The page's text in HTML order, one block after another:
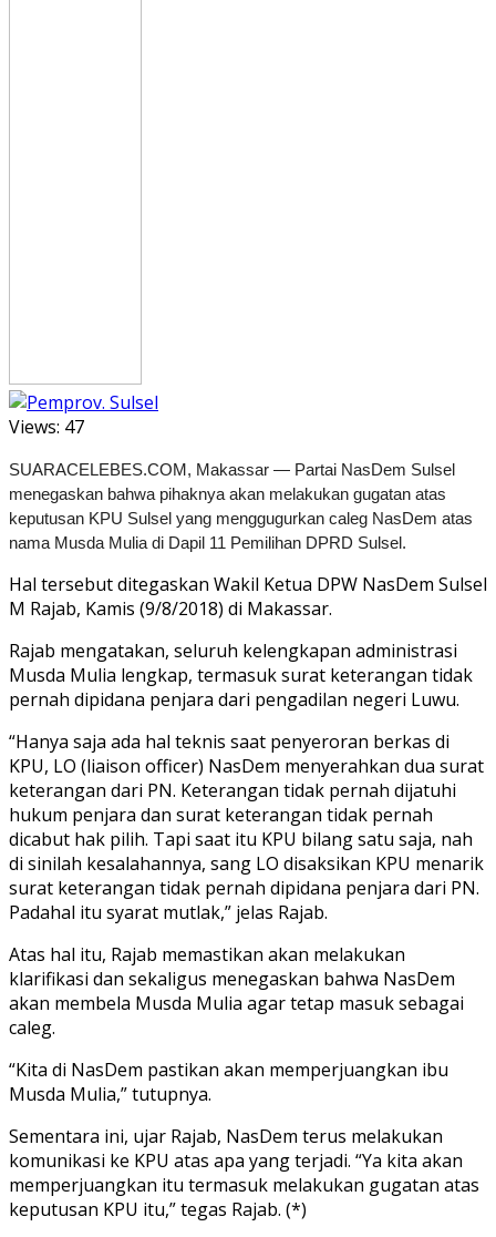
Views: 47
SUARACELEBES.COM, Makassar — Partai NasDem Sulsel
menegaskan bahwa pihaknya akan melakukan gugatan atas
keputusan KPU Sulsel yang menggugurkan caleg NasDem atas
nama Musda Mulia di Dapil 11 Pemilihan DPRD Sulsel.
Hal tersebut ditegaskan Wakil Ketua DPW NasDem Sulsel
M Rajab, Kamis (9/8/2018) di Makassar.
Rajab mengatakan, seluruh kelengkapan administrasi
Musda Mulia lengkap, termasuk surat keterangan tidak
pernah dipidana penjara dari pengadilan negeri Luwu.
“Hanya saja ada hal teknis saat penyeroran berkas di
KPU, LO (liaison officer) NasDem menyerahkan dua surat
keterangan dari PN. Keterangan tidak pernah dijatuhi
hukum penjara dan surat keterangan tidak pernah
dicabut hak pilih. Tapi saat itu KPU bilang satu saja, nah
di sinilah kesalahannya, sang LO disaksikan KPU menarik
surat keterangan tidak pernah dipidana penjara dari PN.
Padahal itu syarat mutlak,” jelas Rajab.
Atas hal itu, Rajab memastikan akan melakukan
klarifikasi dan sekaligus menegaskan bahwa NasDem
akan membela Musda Mulia agar tetap masuk sebagai
caleg.
“Kita di NasDem pastikan akan memperjuangkan ibu
Musda Mulia,” tutupnya.
Sementara ini, ujar Rajab, NasDem terus melakukan
komunikasi ke KPU atas apa yang terjadi. “Ya kita akan
memperjuangkan itu termasuk melakukan gugatan atas
keputusan KPU itu,” tegas Rajab. (*)